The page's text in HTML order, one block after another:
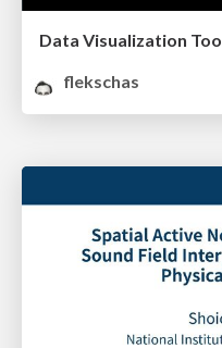
Data Visualization
flekschas